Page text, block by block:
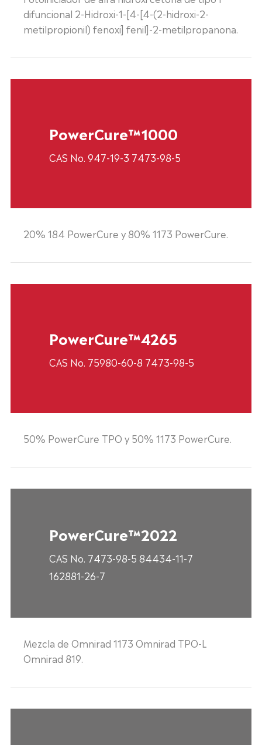
difuncional 2-Hidroxi-1-[4-[4-(2-hidroxi-2-
metilpropionil) fenoxi] fenil]-2-metilpropanona.
PowerCure™1000
CAS No. 947-19-3 7473-98-5
20% 184 PowerCure y 80% 1173 PowerCure.
PowerCure™4265
CAS No. 75980-60-8 7473-98-5
50% PowerCure TPO y 50% 1173 PowerCure.
PowerCure™2022
CAS No. 7473-98-5 84434-11-7
162881-26-7
Mezcla de Omnirad 1173 Omnirad TPO-L
Omnirad 819.